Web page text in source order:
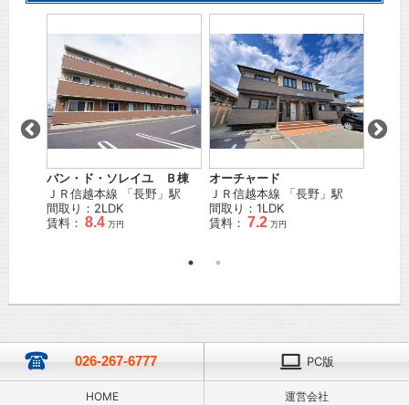
バン・ド・ソレイユ Ｂ棟
ＪＲ信越本線 「長野 」駅
間取り：2LDK
賃料： 8.4 万円
オーチャード
ＪＲ信越本線 「長野 」駅
間取り：1LDK
賃料： 7.2 万円
026-267-6777 PC版
HOME 運営会社